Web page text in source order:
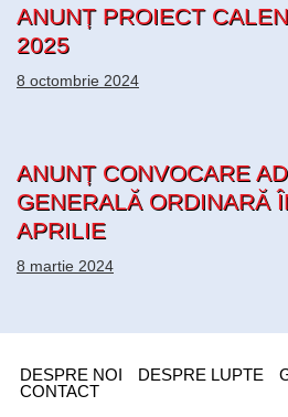
ANUNȚ PROIECT
2025
8 octombrie 2024
ANUNȚ CONVOCARE
GENERALĂ ORDINARĂ
APRILIE
8 martie 2024
DESPRE NOI DESPRE LUPTE
CONTACT